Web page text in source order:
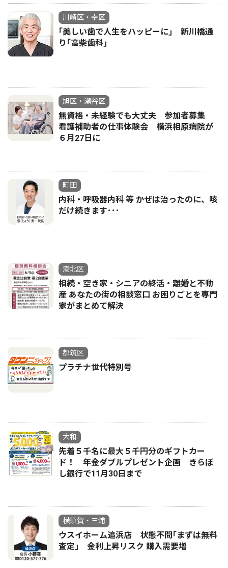
川崎区・幸区
｢美しい歯で人生をハッピーに｣ 新川橋通
り｢高柴歯科｣
旭区・瀬谷区
無資格・未経験でも大丈夫 参加者募集
看護補助者の仕事体験会 横浜相原病院が
６月27日に
町田
内科・呼吸器内科 等 かぜは治ったのに、咳
だけ続きます･･･
港北区
相続・空き家・シニアの終活・離婚と不動
産 あなたの街の相談窓口 お困りごとを専門
家がまとめて解決
都筑区
プラチナ世代特別号
大和
先着５千名に最大５千円分のギフトカー
ド！ 年金ダブルプレゼント企画 きらぼ
し銀行で11月30日まで
横須賀・三浦
ウスイホーム追浜店 状態不問｢まずは無料
査定｣ 金利上昇リスク 購入需要増